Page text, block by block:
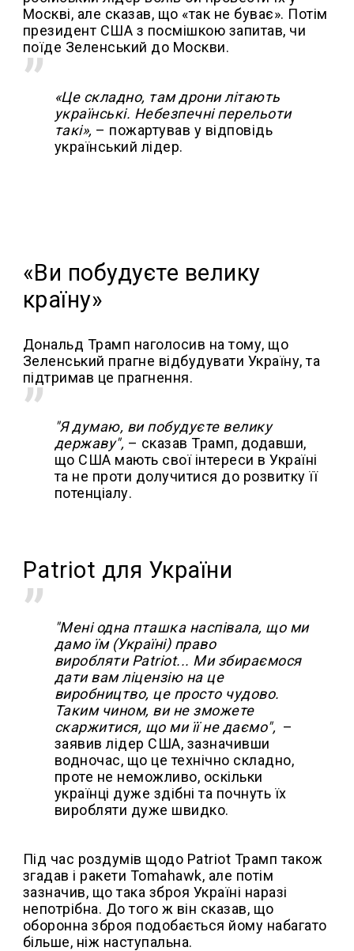
Москві, але сказав, що «так не буває». Потім
президент США з посмішкою запитав, чи
поїде Зеленський до Москви.
«Це складно, там дрони літають
українські. Небезпечні перельоти
такі», – пожартував у відповідь
український лідер.
«Ви побудуєте велику
країну»
Дональд Трамп наголосив на тому, що
Зеленський прагне відбудувати Україну, та
підтримав це прагнення.
"Я думаю, ви побудуєте велику
державу", – сказав Трамп, додавши,
що США мають свої інтереси в Україні
та не проти долучитися до розвитку її
потенціалу.
Patriot для України
"Мені одна пташка наспівала, що ми
дамо їм (Україні) право
виробляти Patriot... Ми збираємося
дати вам ліцензію на це
виробництво, це просто чудово.
Таким чином, ви не зможете
скаржитися, що ми її не даємо", –
заявив лідер США, зазначивши
водночас, що це технічно складно,
проте не неможливо, оскільки
українці дуже здібні та почнуть їх
виробляти дуже швидко.
Під час роздумів щодо Patriot Трамп також
згадав і ракети Tomahawk, але потім
зазначив, що така зброя Україні наразі
непотрібна. До того ж він сказав, що
оборонна зброя подобається йому набагато
більше, ніж наступальна.